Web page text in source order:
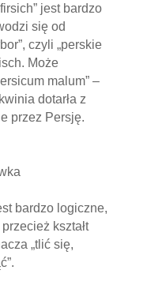
jest bardzo
się od
czyli „perskie
Może
malum” –
dotarła z
przez Persję.
bardzo logiczne,
kształt
„tlić się,